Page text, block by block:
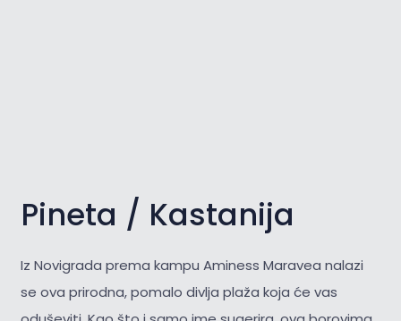
Pineta / Kastanija
Iz Novigrada prema kampu Aminess Maravea nalazi
se ova prirodna, pomalo divlja plaža koja će vas